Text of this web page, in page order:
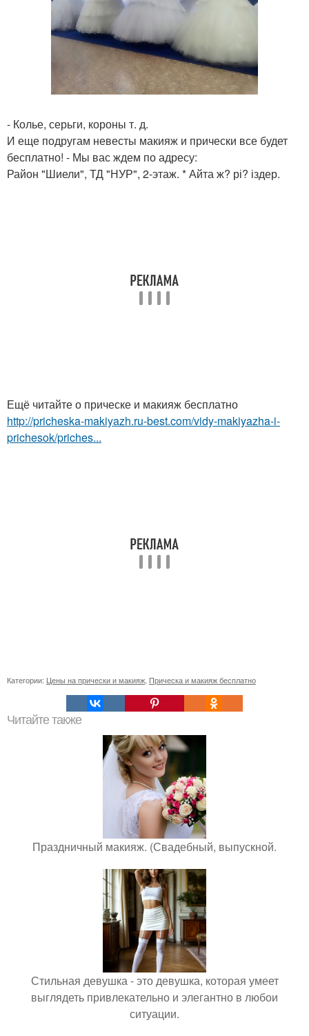
- Колье, серьги, короны т. д.
И еще подругам невесты макияж и прически все будет
бесплатно! - Мы вас ждем по адресу:
Район "Шиели", ТД "НУР", 2-этаж. * Айта ж? рі? іздер.
Ещё читайте о прическе и макияж бесплатно
http://pricheska-makiyazh.ru-best.com/vidy-makiyazha-i-
prichesok/priches...
Категории: Цены на прически и макияж Прическа и макияж бесплатно
Читайте также
Праздничный макияж. (Свадебный, выпускной.
Стильная девушка - это девушка, которая умеет
выглядеть привлекательно и элегантно в любои
ситуации.